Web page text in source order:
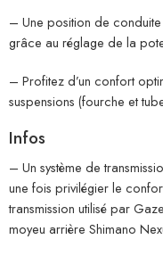
– Une position de
grâce au réglage de la
– Profitez d’un confort
suspensions (fourche et
Infos
– Un système de
une fois privilégier le
transmission utilisé par
moyeu arrière Shimano